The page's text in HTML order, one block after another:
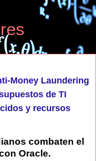
Money Laundering
de TI
y recursos
combaten el
Oracle.